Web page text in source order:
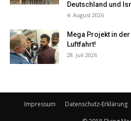
Deutschland und
4. August 2026
Mega Projekt in
Luftfahrt!
28. Juli 2026
Impressum Datenschutz-Erklärung